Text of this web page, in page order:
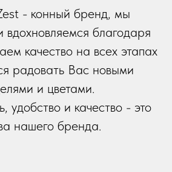
- конный бренд, мы
вдохновляемся благодаря
качество на всех этапах
радовать Вас новыми
и цветами.
удобство и качество - это
нашего бренда.